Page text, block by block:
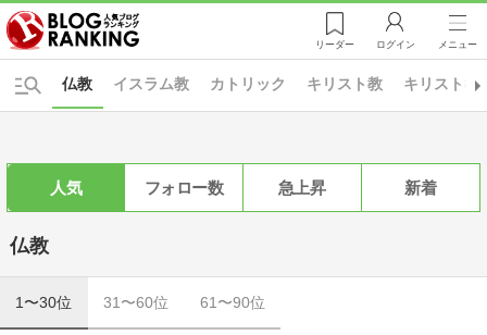
リーダー ログイン メニュー
イスラム教 カトリック キリスト教 キリスト教
仏教
人気 フォロー数 急上昇 新着
仏教
1〜30位 31〜60位 61〜90位